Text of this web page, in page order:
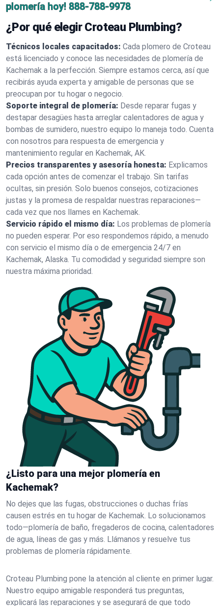
plomería hoy! 888-788-9978
¿Por qué elegir Croteau Plumbing?
Técnicos locales capacitados: Cada plomero de Croteau
está licenciado y conoce las necesidades de plomería de
Kachemak a la perfección. Siempre estamos cerca, así que
recibirás ayuda experta y amigable de personas que se
preocupan por tu hogar o negocio.
Soporte integral de plomería: Desde reparar fugas y
destapar desagües hasta arreglar calentadores de agua y
bombas de sumidero, nuestro equipo lo maneja todo. Cuenta
con nosotros para respuesta de emergencia y
mantenimiento regular en Kachemak, AK.
Precios transparentes y asesoría honesta: Explicamos
cada opción antes de comenzar el trabajo. Sin tarifas
ocultas, sin presión. Solo buenos consejos, cotizaciones
justas y la promesa de respaldar nuestras reparaciones—
cada vez que nos llames en Kachemak.
Servicio rápido el mismo día: Los problemas de plomería
no pueden esperar. Por eso respondemos rápido, a menudo
con servicio el mismo día o de emergencia 24/7 en
Kachemak, Alaska. Tu comodidad y seguridad siempre son
nuestra máxima prioridad.
¿Listo para una mejor plomería en
Kachemak?
No dejes que las fugas, obstrucciones o duchas frías
causen estrés en tu hogar de Kachemak. Lo solucionamos
todo—plomería de baño, fregaderos de cocina, calentadores
de agua, líneas de gas y más. Llámanos y resuelve tus
problemas de plomería rápidamente.
Croteau Plumbing pone la atención al cliente en primer lugar.
Nuestro equipo amigable responderá tus preguntas,
explicará las reparaciones y se asegurará de que todo